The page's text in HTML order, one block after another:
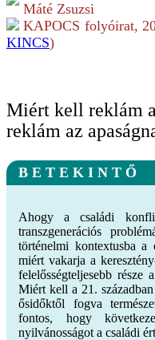
Máté Zsuzsi
KAPOCS folyóirat,
KINCS)
Miért kell reklám
reklám az
B E T E K I N T Ő
Ahogy a családi
transzgenerációs
történelmi kontextusba a
miért vakarja a
felelősségteljesebb része
Miért kell a 21.
ősidőktől fogva
fontos, hogy
nyilvánosságot a családi